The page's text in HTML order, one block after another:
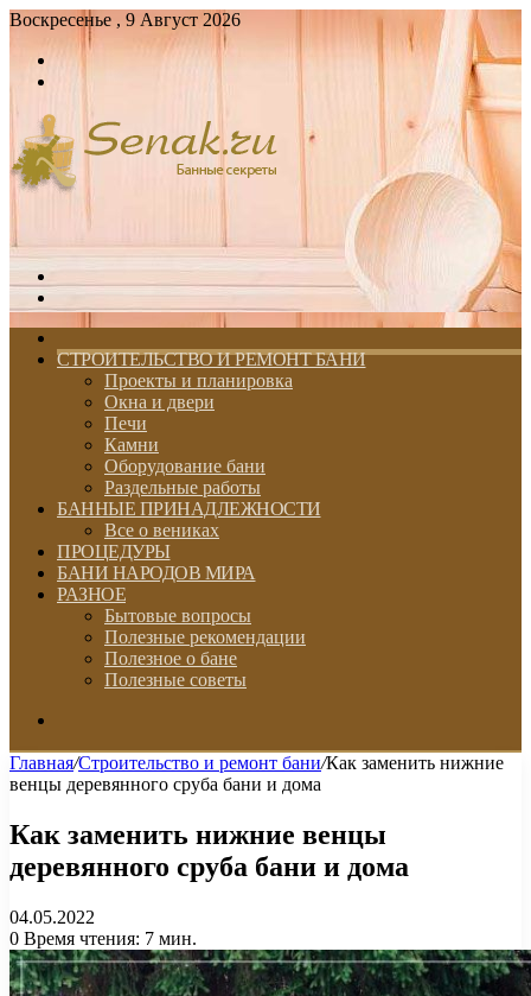
Воскресенье , 9 Август 2026
Войти
skin
СТРОИТЕЛЬСТВО И РЕМОНТ БАНИ
Проекты и планировка
Окна и двери
Печи
Камни
Оборудование бани
Раздельные работы
БАННЫЕ ПРИНАДЛЕЖНОСТИ
Все о вениках
ПРОЦЕДУРЫ
БАНИ НАРОДОВ МИРА
РАЗНОЕ
Бытовые вопросы
Полезные рекомендации
Полезное о бане
Полезные советы
Главная/Строительство и ремонт бани/Как заменить нижние
венцы деревянного сруба бани и дома
Как заменить нижние венцы
деревянного сруба бани и дома
04.05.2022
0 Время чтения: 7 мин.